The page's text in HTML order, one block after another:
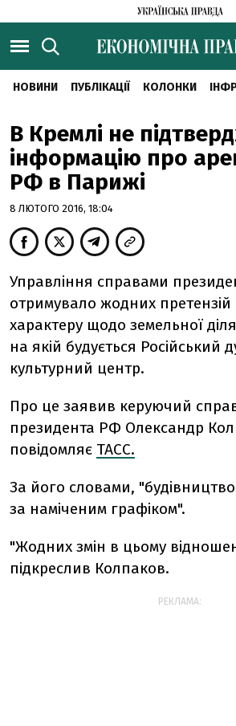
НОВИНИ ПУБЛІКАЦІЇ КОЛОНКИ
В Кремлі не
інформацію про
РФ в Парижі
8 ЛЮТОГО 2016, 18:04
Управління справами
отримувало жодних
характеру щодо земельної
на якій будується Російський
культурний центр.
Про це заявив керуючий
президента РФ Олександр
повідомляє ТАСС.
За його словами,
за наміченим графіком".
"Жодних змін в цьому
підкреслив Колпаков.
РЕКЛАМА: